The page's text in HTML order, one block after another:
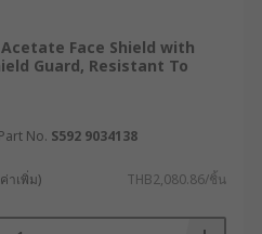
ระบวนการเชื่อม เจียร
แพทย์ที่มีความเสี่ยงจาก
ม
มมักทำจากโพลี
หรืออะคริลิก (Acrylic)
ะแทกได้ดี และยังคง
านสามารถมองเห็น
กิดการบิดเบือนของภาพแม้
Face Shield with
Guard, Resistant To
No. S592 9034138
าเพิ่ม) THB2,080.86/ชิ้น